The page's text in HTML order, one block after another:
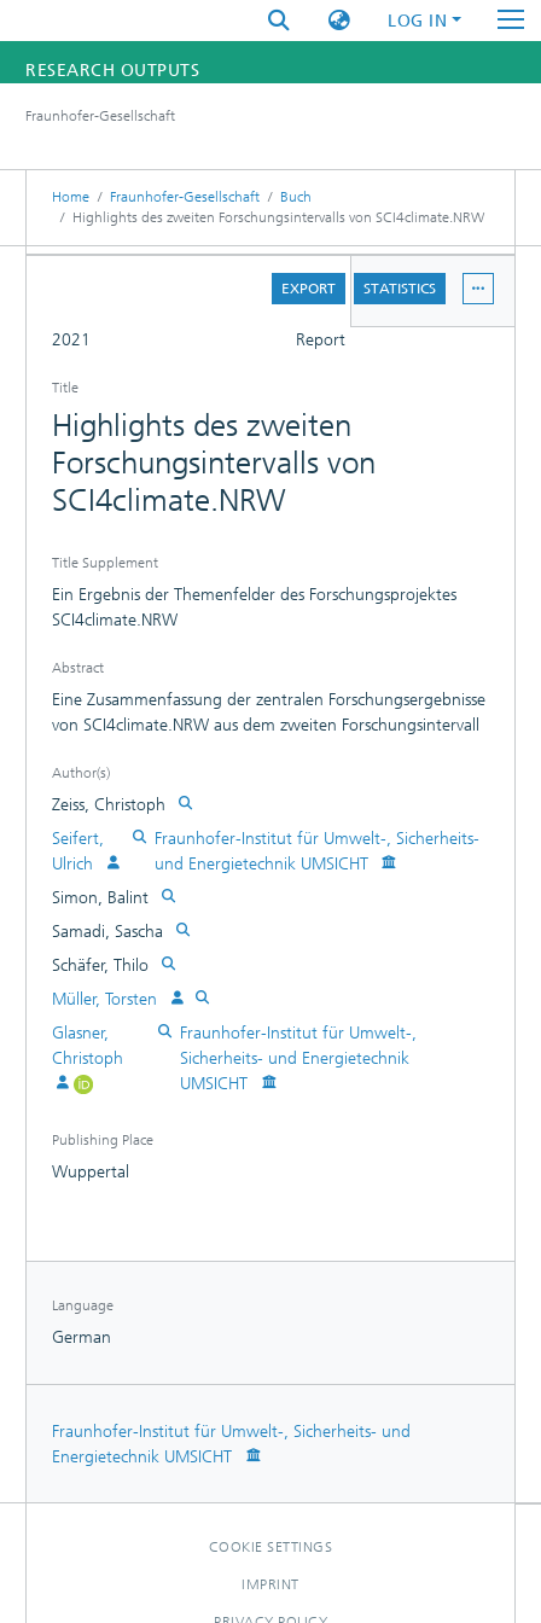
LOG IN
RESEARCH OUTPUTS
RESEARCHERS
INSTITUTES
Fraunhofer-Gesellschaft
Home Fraunhofer-Gesellschaft
Buch
Highlights des zweiten Forschungsintervalls von SCI4climate.NRW
EXPORT STATISTICS
2021 Report
Title
Highlights des zweiten
Forschungsintervalls von
SCI4climate.NRW
Title Supplement
Ein Ergebnis der Themenfelder des Forschungsprojektes
SCI4climate.NRW
Abstract
Eine Zusammenfassung der zentralen Forschungsergebnisse
von SCI4climate.NRW aus dem zweiten Forschungsintervall
Author(s)
Zeiss, Christoph
Seifert,
Ulrich
Fraunhofer-Institut für Umwelt-, Sicherheits-
und Energietechnik UMSICHT
Simon, Balint
Samadi, Sascha
Schäfer, Thilo
Müller, Torsten
Glasner,
Christoph
Fraunhofer-Institut für Umwelt-,
Sicherheits- und Energietechnik
UMSICHT
Publishing Place
Wuppertal
Language
German
Fraunhofer-Institut für Umwelt-, Sicherheits- und
Energietechnik UMSICHT
COOKIE SETTINGS
IMPRINT